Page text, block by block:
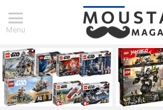
Menu
DERNIERS
ARTICLES